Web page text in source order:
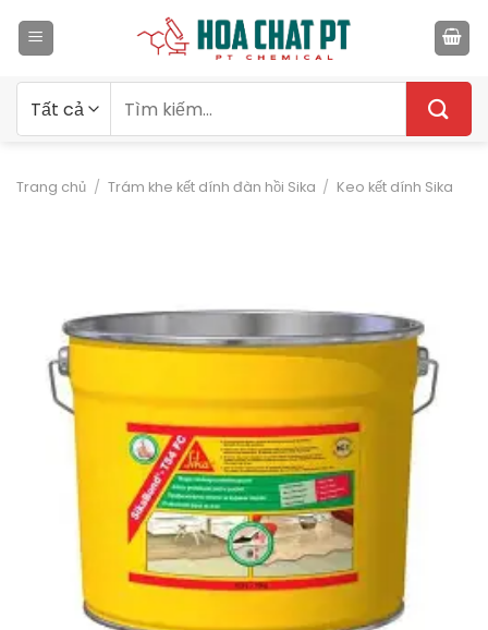
qua
kiếm:
Trang chủ / Trám khe kết dính đàn hồi Sika / Keo kết dính Sika